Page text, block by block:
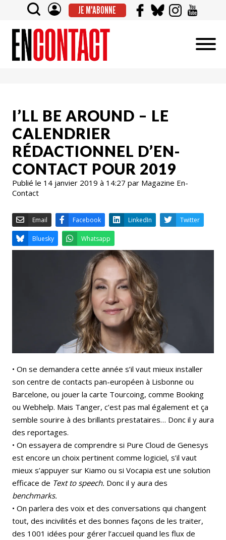
JE M'ABONNE
I’LL BE AROUND – LE
CALENDRIER
RÉDACTIONNEL D’EN-
CONTACT POUR 2019
Publié le 14 janvier 2019 à 14:27 par Magazine En-
Contact
Facebook
Whatsapp
• On se demandera cette année s’il vaut mieux installer
son centre de contacts pan-européen à Lisbonne ou
Barcelone, ou jouer la carte Tourcoing, comme Booking
ou Webhelp. Mais Tanger, c’est pas mal également et ça
semble sourire à des brillants prestataires… Donc il y aura
des reportages.
• On essayera de comprendre si Pure Cloud de Genesys
est encore un choix pertinent comme logiciel, s’il vaut
mieux s’appuyer sur Kiamo ou si Vocapia est une solution
efficace de Text to speech. Donc il y aura des
benchmarks.
• On parlera des voix et des conversations qui changent
tout, des incivilités et des bonnes façons de les traiter,
des 1001 idées pour gérer l’accueil quand les flux de